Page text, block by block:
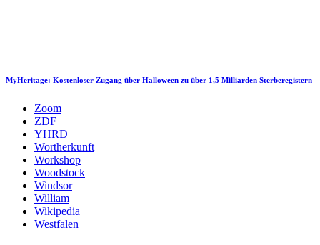
MyHeritage: Kostenloser Zugang über Halloween zu über 1,5 Milliarden Sterberegistern
Zoom
ZDF
YHRD
Wortherkunft
Workshop
Woodstock
Windsor
William
Wikipedia
Westfalen